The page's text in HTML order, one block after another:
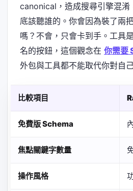
canonical，造成搜尋引擎混淆
底該聽誰的。你會因為裝了兩
嗎？不會，只會卡到手。工具
名的按鈕，這個觀念在 你需要
外包與工具都不能取代你對自
比較項目
免費版 Schema
焦點關鍵字數量
操作風格